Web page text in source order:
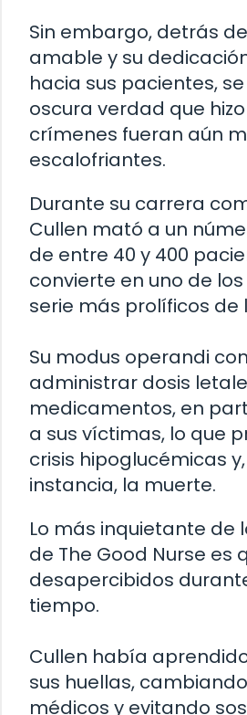
Sin embargo, detrás
amable y su
hacia sus pacientes,
oscura verdad que
crímenes fueran aún
escalofriantes.
Durante su carrera
Cullen mató a un
de entre 40 y 400
convierte en uno de
serie más prolíficos de
Su modus operandi
administrar dosis
medicamentos, en
a sus víctimas, lo que
crisis hipoglucémicas
instancia, la muerte.
Lo más inquietante de
de The Good Nurse es
desapercibidos
tiempo.
Cullen había
sus huellas,
médicos y evitando